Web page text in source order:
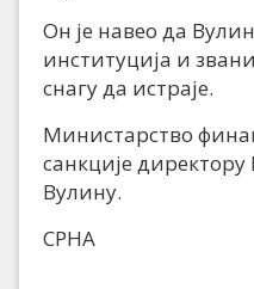
Он је навео да
институција и
снагу да истраје.
Министарство
санкције
Вулину.
СРНА